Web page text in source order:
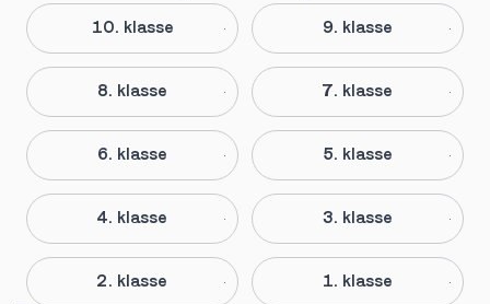
10. klasse 9. klasse
8. klasse 7. klasse
6. klasse 5. klasse
4. klasse 3. klasse
2. klasse 1. klasse